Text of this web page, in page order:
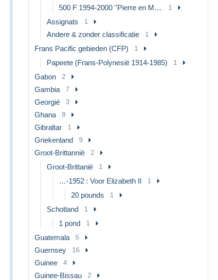
500 F 1994-2000 ''Pierre en Marie Curie'' 1
Assignats 1
Andere & zonder classificatie 1
Frans Pacific gebieden (CFP) 1
Papeete (Frans-Polynesië 1914-1985) 1
Gabon 2
Gambia 7
Georgië 3
Ghana 8
Gibraltar 1
Griekenland 9
Groot-Brittannië 2
Groot-Brittanië 1
…-1952 : Voor Elizabeth II 1
20 pounds 1
Schotland 1
1 pond 1
Guatemala 5
Guernsey 16
Guinee 4
Guinee-Bissau 2